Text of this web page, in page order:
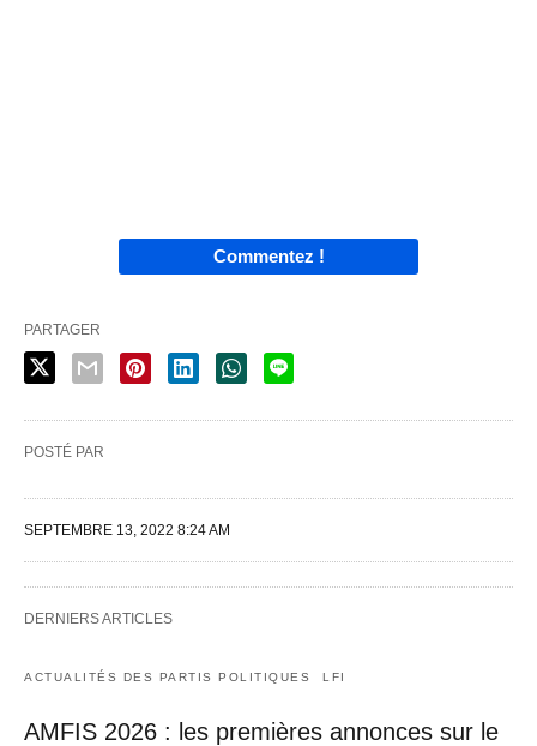
Commentez !
PARTAGER
POSTÉ PAR
SEPTEMBRE 13, 2022 8:24 AM
DERNIERS ARTICLES
ACTUALITÉS DES PARTIS POLITIQUES LFI
AMFIS 2026 : les premières annonces sur le